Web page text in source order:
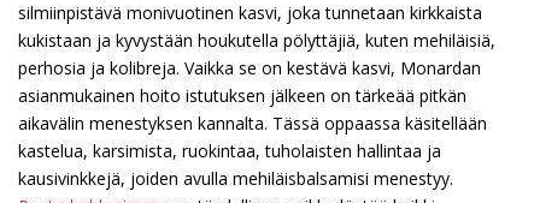
silmiinpistävä monivuotinen kasvi, joka tunnetaan kirkkaista
kukistaan ja kyvystään houkutella pölyttäjiä, kuten mehiläisiä,
perhosia ja kolibreja. Vaikka se on kestävä kasvi, Monardan
asianmukainen hoito istutuksen jälkeen on tärkeää pitkän
aikavälin menestyksen kannalta. Tässä oppaassa käsitellään
kastelua, karsimista, ruokintaa, tuholaisten hallintaa ja
kausivinkkejä, joiden avulla mehiläisbalsamisi menestyy.